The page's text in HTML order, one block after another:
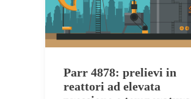
Parr 4878: prelievi in
reattori ad elevata